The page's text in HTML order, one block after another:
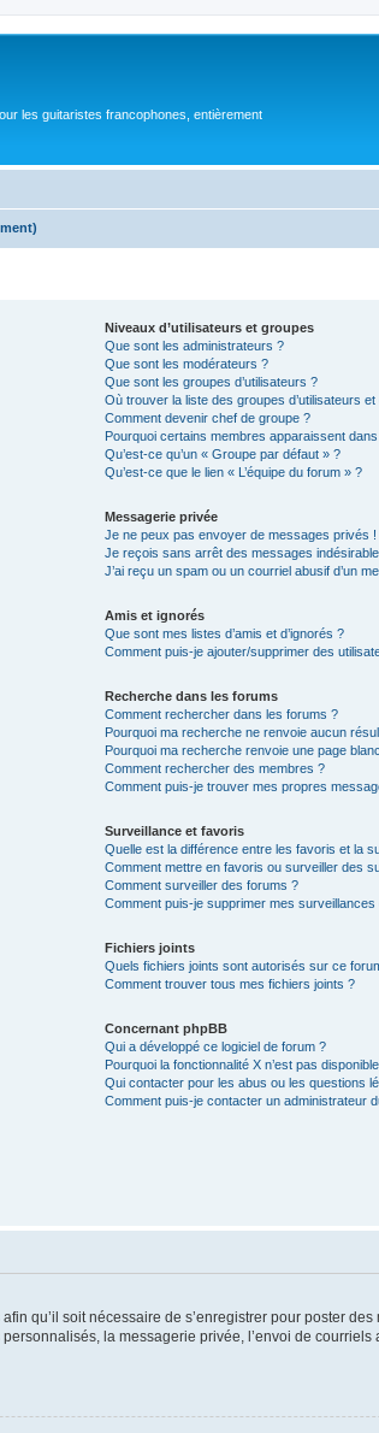
les guitaristes francophones, entièrement
Niveaux d’utilisateurs et groupes
Que sont les administrateurs ?
Que sont les modérateurs ?
Que sont les groupes d’utilisateurs ?
Où trouver la liste des groupes d’utilisateurs
Comment devenir chef de groupe ?
Pourquoi certains membres apparaissent
Qu’est-ce qu’un « Groupe par défaut » ?
Qu’est-ce que le lien « L’équipe du forum » ?
Messagerie privée
Je ne peux pas envoyer de messages privés !
Je reçois sans arrêt des messages
J’ai reçu un spam ou un courriel abusif d’un
Amis et ignorés
Que sont mes listes d’amis et d’ignorés ?
Comment puis-je ajouter/supprimer des
Recherche dans les forums
Comment rechercher dans les forums ?
Pourquoi ma recherche ne renvoie aucun
Pourquoi ma recherche renvoie une page
Comment rechercher des membres ?
Comment puis-je trouver mes propres
Surveillance et favoris
Quelle est la différence entre les favoris et la
Comment mettre en favoris ou surveiller des
Comment surveiller des forums ?
Comment puis-je supprimer mes surveillances
Fichiers joints
Quels fichiers joints sont autorisés sur ce
Comment trouver tous mes fichiers joints ?
Concernant phpBB
Qui a développé ce logiciel de forum ?
Pourquoi la fonctionnalité X n’est pas
Qui contacter pour les abus ou les questions
Comment puis-je contacter un administrateur
qu’il soit nécessaire de s’enregistrer pour poster
la messagerie privée, l’envoi de courriels